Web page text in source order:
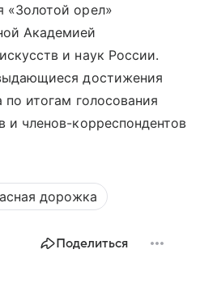
орел»
Академией
и наук России.
достижения
итогам голосования
и членов-корреспондентов
дорожка
Поделиться